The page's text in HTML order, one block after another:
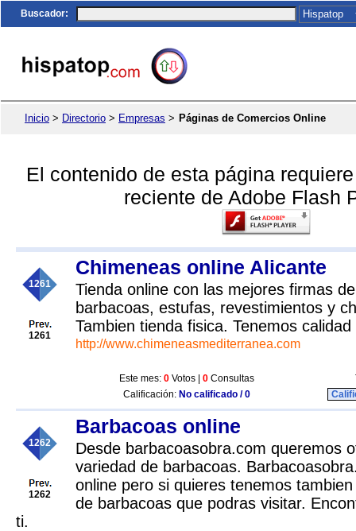
Buscador:
Inicio > Directorio > Empresas > Páginas de Comercios Online
El contenido de esta página
reciente de Adobe Flash
1261
1261
Chimeneas online Alicante
Tienda online con las mejores firmas
barbacoas, estufas, revestimientos y
Tambien tienda fisica. Tenemos
http://www.chimeneasmediterranea.com
Este mes: 0 Votos | 0 Consultas
Calificación: No calificado / 0
1262
1262
Barbacoas online
Desde barbacoasobra.com queremos
variedad de barbacoas.
online pero si quieres tenemos
de barbacoas que podras visitar.
ti.